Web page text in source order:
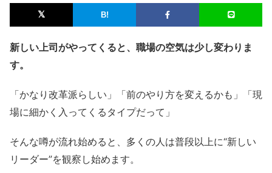
新しい上司がやってくると、職場の空気は少し変わりま
す。
「かなり改革派らしい」「前のやり方を変えるかも」「現
場に細かく入ってくるタイプだって」
そんな噂が流れ始めると、多くの人は普段以上に“新しい
リーダー”を観察し始めます。